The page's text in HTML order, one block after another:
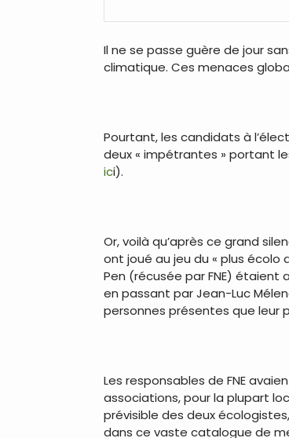
Il ne se passe guère de jour
climatique. Ces menaces
Pourtant, les candidats à
deux « impétrantes » portant
ici).
Or, voilà qu’après ce grand
ont joué au jeu du « plus écolo
Pen (récusée par FNE) étaient
en passant par Jean-Luc
personnes présentes que leur
Les responsables de FNE
associations, pour la plupart
prévisible des deux
dans ce vaste catalogue de